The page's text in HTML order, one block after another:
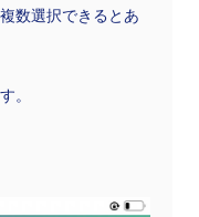
数選択できるとあ
。